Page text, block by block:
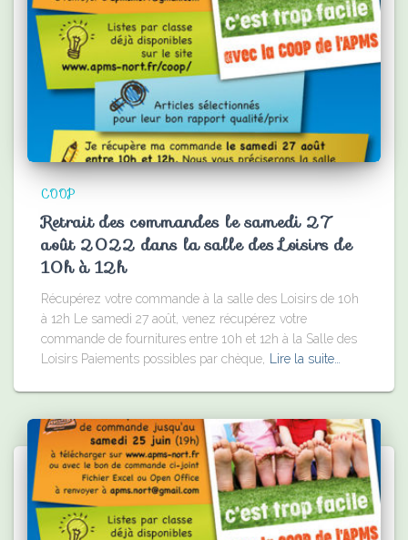
COOP
Retrait des commandes le samedi 27
août 2022 dans la salle des Loisirs de
10h à 12h
Récupérez votre commande à la salle des Loisirs de 10h
à 12h Le samedi 27 août, venez récupérez votre
commande de fournitures entre 10h et 12h à la Salle des
Loisirs Paiements possibles par chèque,
Lire la suite…